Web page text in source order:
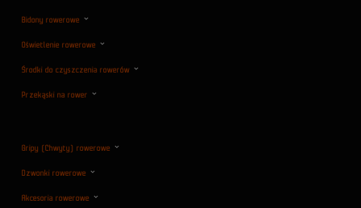
Bidony rowerowe
Oświetlenie rowerowe
Środki do czyszczenia rowerów
Przekąski na rower
Gripy (Chwyty) rowerowe
Dzwonki rowerowe
Akcesoria rowerowe